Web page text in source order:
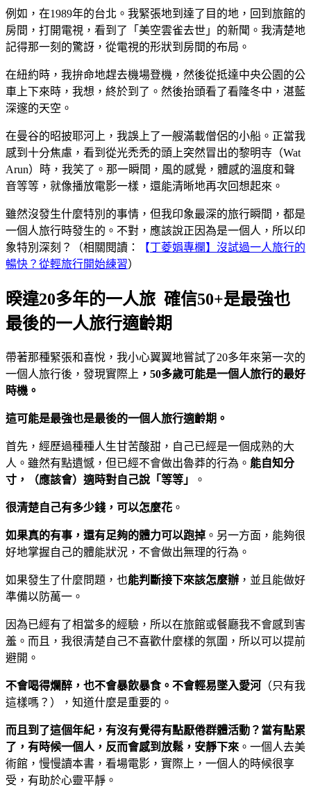
例如，在1989年的台北。我緊張地到達了目的地，回到旅館的
房間，打開電視，看到了「美空雲雀去世」的新聞。我清楚地
記得那一刻的驚訝，從電視的形狀到房間的布局。
在紐約時，我拚命地趕去機場登機，然後從抵達中央公園的公
車上下來時，我想，終於到了。然後抬頭看了看隆冬中，湛藍
深邃的天空。
在曼谷的昭披耶河上，我誤上了一艘滿載僧侶的小船。正當我
感到十分焦慮，看到從光禿禿的頭上突然冒出的黎明寺（Wat
Arun）時，我笑了。那一瞬間，風的感覺，體感的溫度和聲
音等等，就像播放電影一樣，還能清晰地再次回想起來。
雖然沒發生什麼特別的事情，但我印象最深的旅行瞬間，都是
一個人旅行時發生的。不對，應該說正因為是一個人，所以印
象特別深刻？（相關閱讀：
【丁菱娟專欄】沒試過一人旅行的
暢快？從輕旅行開始練習）
暌違20多年的一人旅 確信50+是最強也
最後的一人旅行適齡期
帶著那種緊張和喜悅，我小心翼翼地嘗試了20多年來第一次的
一個人旅行後，發現實際上 ， 50多歲可能是一個人旅行的最好
時機。
這可能是最強也是最後的一個人旅行適齡期。
首先，經歷過種種人生甘苦酸甜，自己已經是一個成熟的大
人。雖然有點遺憾，但已經不會做出魯莽的行為。 能自知分
寸，（應該會）適時對自己說「等等」
。
很清楚自己有多少錢，可以怎麼花 。
如果真的有事，還有足夠的體力可以跑掉 。另一方面，能夠很
好地掌握自己的體能狀況，不會做出無理的行為。
如果發生了什麼問題，也能判斷接下來該怎麼辦 ，並且能做好
準備以防萬一。
因為已經有了相當多的經驗，所以在旅館或餐廳我不會感到害
羞。而且，我很清楚自己不喜歡什麼樣的氛圍，所以可以提前
避開。
不會喝得爛醉，也不會暴飲暴食。不會輕易墜入愛河 （只有我
這樣嗎？），知道什麼是重要的。
而且到了這個年紀，有沒有覺得有點厭倦群體活動？當有點累
了，有時候一個人，反而會感到放鬆，安靜下來 。一個人去美
術館，慢慢讀本書，看場電影，實際上，一個人的時候很享
受，有助於心靈平靜。